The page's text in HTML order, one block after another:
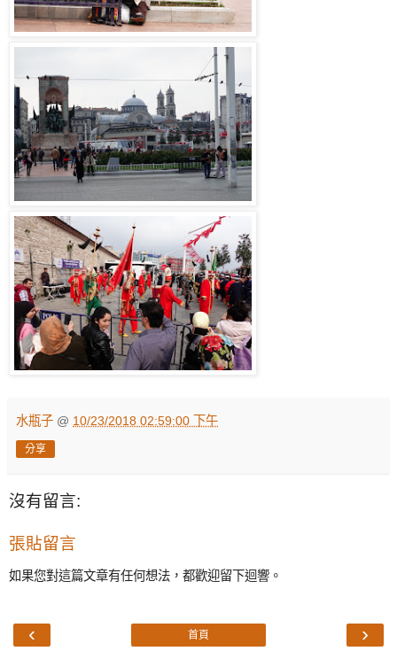
水瓶子 @ 10/23/2018 02:59:00 下午
分享
沒有留言:
張貼留言
如果您對這篇文章有任何想法，都歡迎留下迴響。
‹ ›
首頁